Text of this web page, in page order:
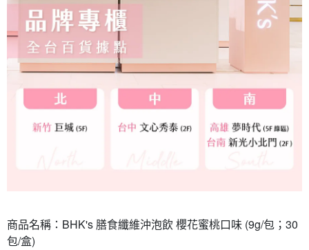
商品名稱：BHK's 膳食纖維沖泡飲 櫻花蜜桃口味 (9g/包；30
包/盒)